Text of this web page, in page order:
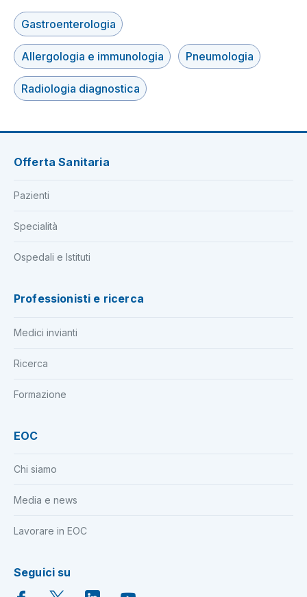
Gastroenterologia
Allergologia e immunologia Pneumologia
Radiologia diagnostica
Offerta Sanitaria
Pazienti
Specialità
Ospedali e Istituti
Professionisti e ricerca
Medici invianti
Ricerca
Formazione
EOC
Chi siamo
Media e news
Lavorare in EOC
Seguici su